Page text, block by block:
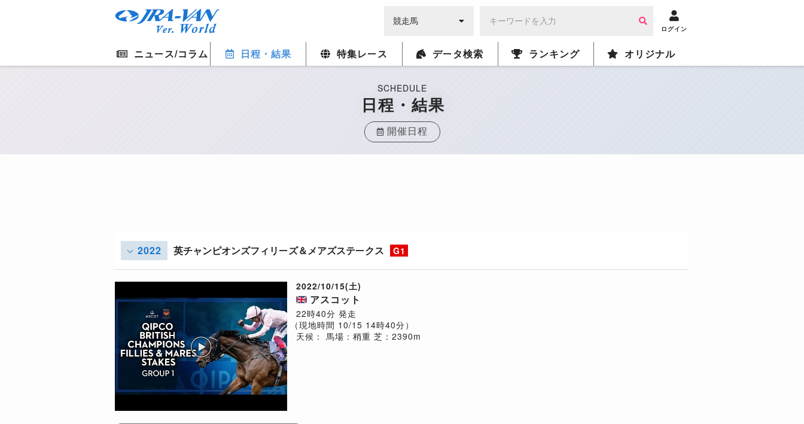
ログイン
ニュース/コラム 日程・結果 特集レース データ検索 ランキング オリジナル
SCHEDULE
日程・結果
開催日程
2022 英チャンピオンズフィリーズ＆メアズステークス G1
2022/10/15(土)
アスコット
22時40分 発走
（現地時間 10/15 14時40分）
天候： 馬場：稍重 芝：2390m